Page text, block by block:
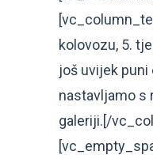
kolovozu, 5.
još uvijek
nastavljamo s
galeriji.[/